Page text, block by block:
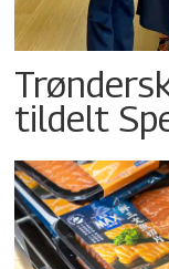
tildelt